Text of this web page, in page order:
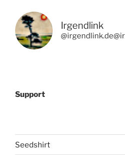
Irgendlink
Support
Seedshirt